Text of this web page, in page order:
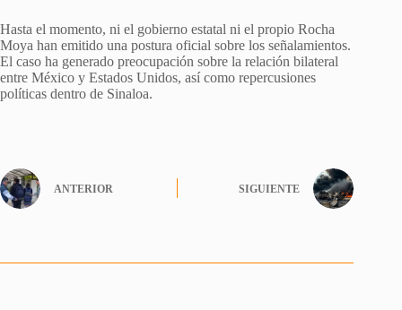
Hasta el momento, ni el gobierno estatal ni el propio Rocha
Moya han emitido una postura oficial sobre los señalamientos.
El caso ha generado preocupación sobre la relación bilateral
entre México y Estados Unidos, así como repercusiones
políticas dentro de Sinaloa.
ANTERIOR SIGUIENTE